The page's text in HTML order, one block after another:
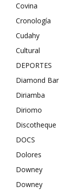
Covina
Cronología
Cudahy
Cultural
DEPORTES
Diamond Bar
Diriamba
Diriomo
Discotheque
DOCS
Dolores
Downey
Downey